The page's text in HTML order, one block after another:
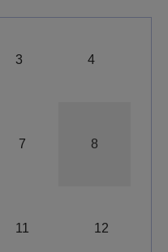
3 4
7 8
11 12